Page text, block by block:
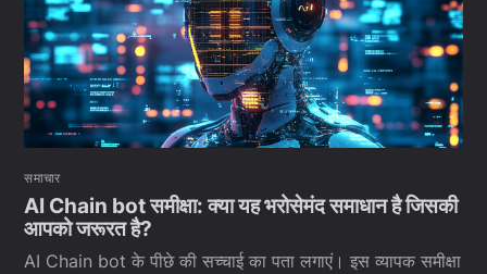
समाचार
AI Chain bot समीक्षा: क्या यह भरोसेमंद समाधान है जिसकी
आपको जरूरत है?
AI Chain bot के पीछे की सच्चाई का पता लगाएं। इस व्यापक समीक्षा